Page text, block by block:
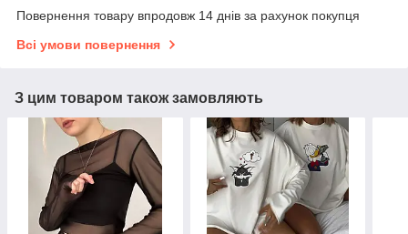
Повернення товару впродовж 14 днів за рахунок покупця
Всі умови повернення
З цим товаром також замовляють